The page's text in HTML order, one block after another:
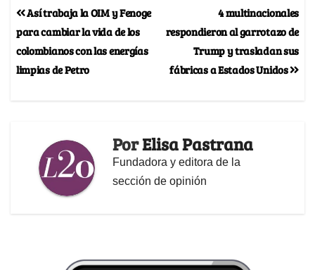
4 multinacionales
respondieron al garrotazo de
Trump y trasladan sus
fábricas a Estados Unidos
Así trabaja la OIM y Fenoge
para cambiar la vida de los
colombianos con las energías
limpias de Petro
PorElisa Pastrana
Fundadora y editora de la
sección de opinión